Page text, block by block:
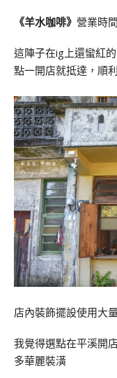
《羊水咖啡》 營業時
這陣子在ig上還蠻紅
點一開店就抵達，順
店內裝飾擺設使用大
我覺得選點在平溪開
多華麗裝潢